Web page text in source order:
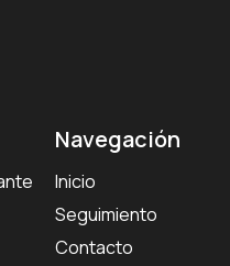
Navegación
Inicio
Seguimiento
Contacto